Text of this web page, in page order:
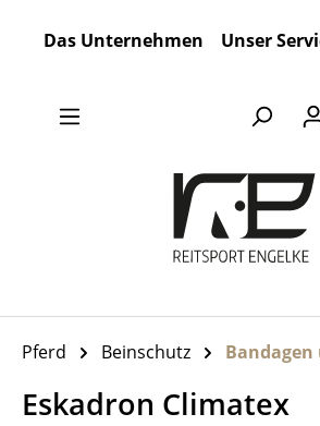
Das Unternehmen Unser
Pferd Beinschutz
Eskadron Climatex